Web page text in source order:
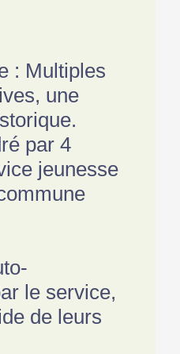
: Multiples
une
par 4
jeunesse
le service,
de leurs